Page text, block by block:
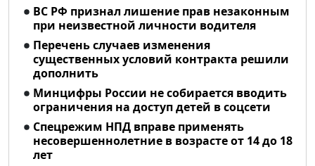
ВС РФ признал лишение прав незаконным
при неизвестной личности водителя
Перечень случаев изменения
существенных условий контракта решили
дополнить
Минцифры России не собирается вводить
ограничения на доступ детей в соцсети
Спецрежим НПД вправе применять
несовершеннолетние в возрасте от 14 до 18
лет